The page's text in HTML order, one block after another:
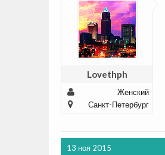
Lovethph
Женский
Санкт-Петербург
13 ноя 2015